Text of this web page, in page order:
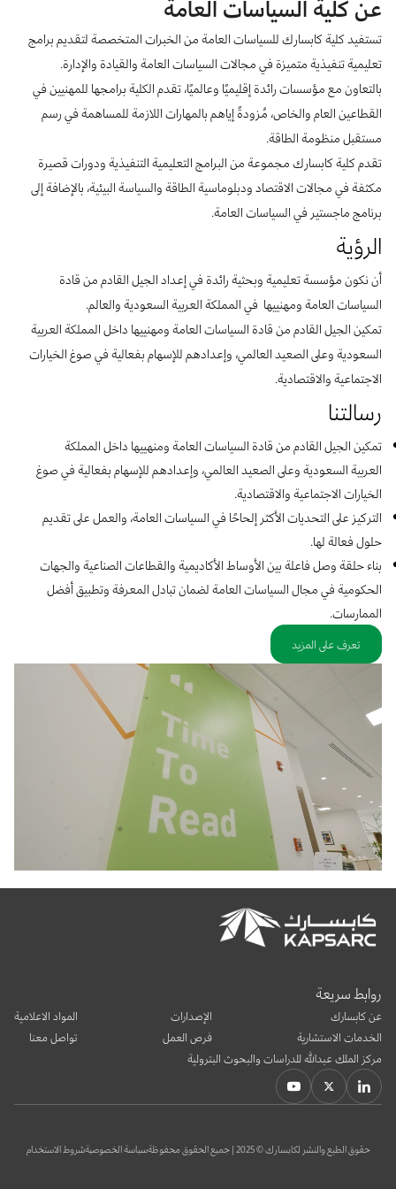
نوفر بيانات موثوقة ودقيقة في مجالي الطاقة والاقتصاد، ونتيحها للجميع.
استعرض الصور لأبرز فعالياتنا الأخيرة ومبادراتنا وشراكاتنا.
يرجى التواصل معنا للاستفسارات العامة، وفرص التعاون، والطلبات الإعلامية.
انضم إلى فريقنا
عن كابسارك
عن كلية السياسات العامة
تستفيدكليةكابساركللسياساتالعامةمنالخبراتالمتخصصة لتقديم برامج
تعليمية تنفيذية متميزة في مجالات السياسات العامة والقيادة والإدارة.
بالتعاون مع مؤسسات رائدة إقليميًا وعالميًا، تقدم الكلية برامجها للمهنيين في
القطاعين العام والخاص، مُزودةً إياهم بالمهارات اللازمة للمساهمة في رسم
مستقبل منظومة الطاقة.
تقدمكليةكابساركمجموعة من البرامج التعليمية التنفيذيةودوراتقصيرة
مكثفةفي مجالاتالاقتصادودبلوماسيةالطاقةوالسياسةالبيئية، بالإضافةإلى
برنامجماجستير فيالسياساتالعامة.
الرؤية
أننكونمؤسسةتعليميةوبحثيةرائدة في إعداد الجيل القادم من قادة
السياسات العامةومهنييها فيالمملكةالعربيةالسعوديةوالعالم.
تمكين الجيل القادم من قادة السياسات العامةومهنييها داخل المملكة العربية
السعودية وعلى الصعيد العالمي، وإعدادهمللإسهام بفعالية في صوغ الخيارات
الاجتماعية والاقتصادية.
رسالتنا
تمكين الجيل القادم من قادة السياسات العامةومنهييها داخل المملكة
العربية السعودية وعلى الصعيد العالمي، وإعدادهمللإسهام بفعالية في صوغ
الخيارات الاجتماعية والاقتصادية.
التركيز على التحديات الأكثر إلحاحًا في السياسات العامة، والعمل على تقديم
حلولفعالة لها.
بناء حلقة وصل فاعلةبينالأوساطالأكاديميةوالقطاعات الصناعيةوالجهات
الحكوميةفيمجالالسياساتالعامةلضمانتبادلالمعرفةوتطبيقأفضل
الممارسات.
تعرف على المزيد
روابط سريعة
عن كابسارك
الخدمات الاستشارية
الإصدارات
فرص العمل
المواد الاعلامية
تواصل معنا
مركز الملك عبدالله للدراسات والبحوث البترولية
حقوق الطبع والنشر لكابسارك © 2025 | جميع الحقوق محفوظة سياسة الخصوصيةشروط الاستخدام